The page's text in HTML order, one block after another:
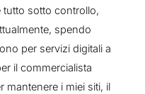
tutto sotto controllo,
spendo
per servizi digitali a
il commercialista
mantenere i miei siti, il